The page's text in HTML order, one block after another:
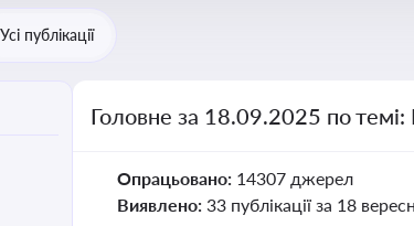
Усі публікації
Головне за 18.09.2025 по темі:
Опрацьовано: 14307 джерел
Виявлено: 33 публікації за 18